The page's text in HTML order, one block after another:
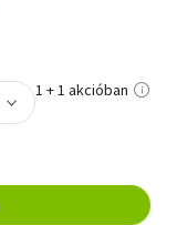
1 + 1 akcióban